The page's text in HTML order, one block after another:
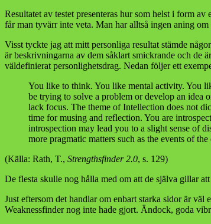
Resultatet av testet presenteras hur som helst i form
får man tyvärr inte veta. Man har alltså ingen aning
Visst tyckte jag att mitt personliga resultat stämde
är beskrivningarna av dem såklart smickrande och de
väldefinierat personlighetsdrag. Nedan följer ett
You like to think. You like mental activity. You
be trying to solve a problem or develop an idea
lack focus. The theme of Intellection does not
time for musing and reflection. You are
introspection may lead you to a slight sense of
more pragmatic matters such as the events of
(Källa: Rath, T., Strengthsfinder 2.0, s. 129)
De flesta skulle nog hålla med om att de själva gillar
Just eftersom det handlar om enbart starka sidor är
Weaknessfinder nog inte hade gjort. Ändock, goda